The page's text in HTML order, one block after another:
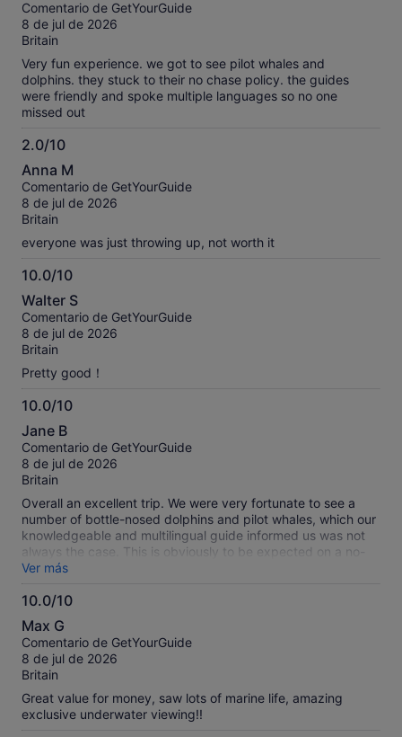
10
Comentario de GetYourGuide
8 de jul de 2026
Britain
Very fun experience. we got to see pilot whales and
dolphins. they stuck to their no chase policy. the guides
were friendly and spoke multiple languages so no one
missed out
2.0/10
2.0
sobre
10
Anna M
Comentario de GetYourGuide
8 de jul de 2026
Britain
everyone was just throwing up, not worth it
10.0/10
10.0
sobre
10
Walter S
Comentario de GetYourGuide
8 de jul de 2026
Britain
Pretty good！
10.0/10
10.0
sobre
10
Jane B
Comentario de GetYourGuide
8 de jul de 2026
Britain
Overall an excellent trip. We were very fortunate to see a
number of bottle-nosed dolphins and pilot whales, which our
knowledgeable and multilingual guide informed us was not
always the case. This is obviously to be expected on a no-
chase policy trip. The boat was comfortable with inside and
outside seating but perhaps best to avoid this trip if you are
susceptible to seasickness, although they were very caring
Ver más
10.0/10
10.0
sobre
10
Max G
Comentario de GetYourGuide
8 de jul de 2026
Britain
Great value for money, saw lots of marine life, amazing
exclusive underwater viewing!!